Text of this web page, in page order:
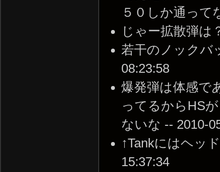
５０しか通って
じゃー拡散弾は
若干のノックバ
08:23:58
爆発弾は体感で
ってるからHS
ないな -- 2010-
↑Tankにはヘッ
15:37:34